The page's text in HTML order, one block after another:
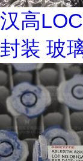
汉高
封装 玻